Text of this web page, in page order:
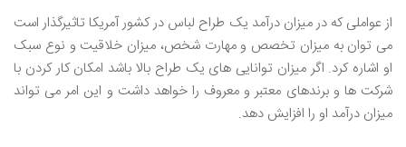
از عواملی که در میزان درآمد یک طراح لباس در کشور آمریکا تاثیرگذار است
می ‌توان به میزان تخصص و مهارت شخص، میزان خلاقیت و نوع سبک
او اشاره کرد. اگر میزان توانایی ‌های یک طراح بالا باشد امکان کار کردن با
شرکت‌ ها و برندهای معتبر و معروف را خواهد داشت و این امر می‌ تواند
میزان درآمد او را افزایش دهد.